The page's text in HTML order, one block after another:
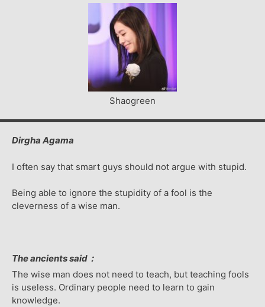
Shaogreen
Dirgha Agama
I often say that smart guys should not argue with stupid.
Being able to ignore the stupidity of a fool is the
cleverness of a wise man.
The ancients said：
The wise man does not need to teach, but teaching fools
is useless. Ordinary people need to learn to gain
knowledge.